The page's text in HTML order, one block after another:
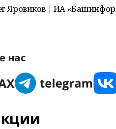
Яровиков | ИА
нас